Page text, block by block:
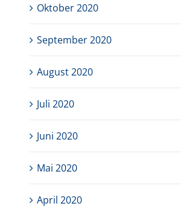
Oktober 2020
September 2020
August 2020
Juli 2020
Juni 2020
Mai 2020
April 2020